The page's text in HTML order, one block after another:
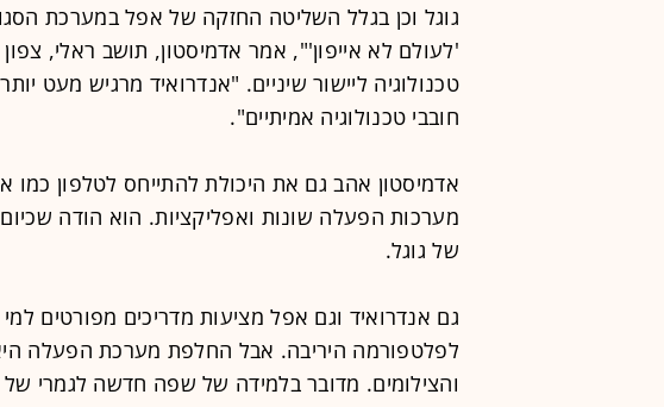
גוגל וכן בגלל השליטה החזקה של אפל במערכת
'לעולם לא אייפון'", אמר אדמיסטון, תושב ראלי,
טכנולוגיה ליישור שיניים. "אנדרואיד מרגיש מעט
חובבי טכנולוגיה אמיתיים".
אדמיסטון אהב גם את היכולת להתייחס לטלפון כמו
מערכות הפעלה שונות ואפליקציות. הוא הודה
של גוגל.
גם אנדרואיד וגם אפל מציעות מדריכים מפורטים
לפלטפורמה היריבה. אבל החלפת מערכת הפעלה
והצילומים. מדובר בלמידה של שפה חדשה לגמרי של